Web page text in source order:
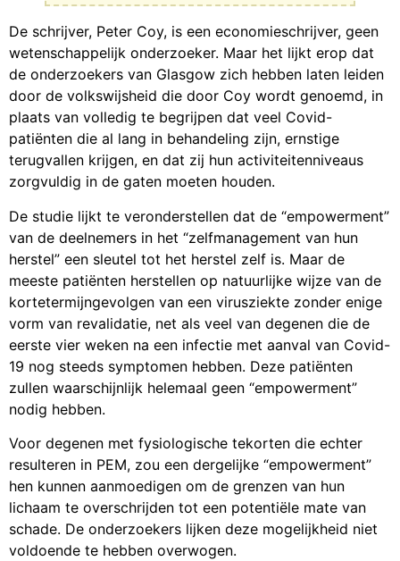
De schrijver, Peter Coy, is een economieschrijver, geen
wetenschappelijk onderzoeker. Maar het lijkt erop dat
de onderzoekers van Glasgow zich hebben laten leiden
door de volkswijsheid die door Coy wordt genoemd, in
plaats van volledig te begrijpen dat veel Covid-
patiënten die al lang in behandeling zijn, ernstige
terugvallen krijgen, en dat zij hun activiteitenniveaus
zorgvuldig in de gaten moeten houden.
De studie lijkt te veronderstellen dat de “empowerment”
van de deelnemers in het “zelfmanagement van hun
herstel” een sleutel tot het herstel zelf is. Maar de
meeste patiënten herstellen op natuurlijke wijze van de
kortetermijngevolgen van een virusziekte zonder enige
vorm van revalidatie, net als veel van degenen die de
eerste vier weken na een infectie met aanval van Covid-
19 nog steeds symptomen hebben. Deze patiënten
zullen waarschijnlijk helemaal geen “empowerment”
nodig hebben.
Voor degenen met fysiologische tekorten die echter
resulteren in PEM, zou een dergelijke “empowerment”
hen kunnen aanmoedigen om de grenzen van hun
lichaam te overschrijden tot een potentiële mate van
schade. De onderzoekers lijken deze mogelijkheid niet
voldoende te hebben overwogen.